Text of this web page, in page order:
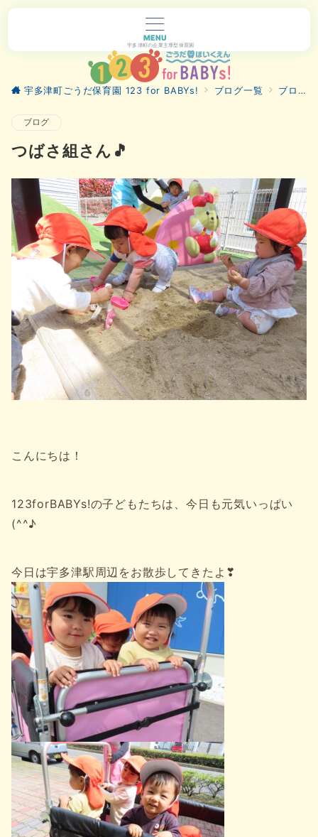
MENU
宇多津町の企業主導型保育園
宇多津町ごうだ保育園 123 for BABYs! ブログ一覧 ブログ
ブログ
つばさ組さん🎵
こんにちは！
123forBABYs!の子どもたちは、今日も元気いっぱい
(^^♪
今日は宇多津駅周辺をお散歩してきたよ❣